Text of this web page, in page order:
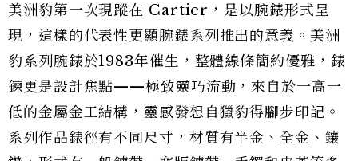
美洲豹第一次現蹤在 Cartier，是以腕錶形式呈
現，這樣的代表性更顯腕錶系列推出的意義。美洲
豹系列腕錶於1983年催生，整體線條簡約優雅，錶
鍊更是設計焦點——極致靈巧流動，來自於一高一
低的金屬金工結構，靈感發想自獵豹得腳步印記。
系列作品錶徑有不同尺寸，材質有半金、全金、鑲